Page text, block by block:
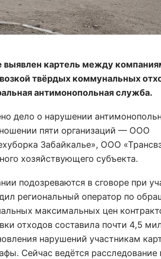
выявлен картель между
твёрдых коммунальных
антимонопольная служба.
дело о нарушении
пяти организаций — ООО
Забайкалье», ООО
хозяйствующего субъекта.
подозреваются в сговоре при
региональный оператор по
максимальных цен
отходов составила почти 4,5
нарушений участникам
Сейчас ведётся расследование